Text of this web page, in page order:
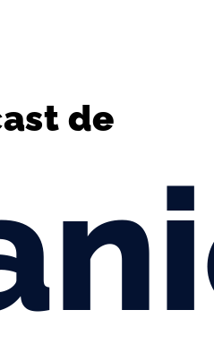
de